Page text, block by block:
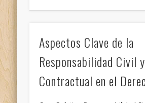
Aspectos Clave de la
Responsabilidad Civil y
Contractual en el